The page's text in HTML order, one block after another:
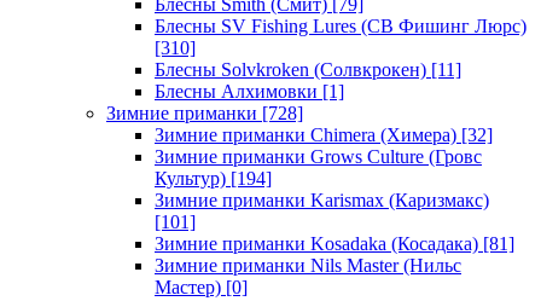
Блесны Smith (Смит) [79]
Блесны SV Fishing Lures (СВ Фишинг Люрс)
[310]
Блесны Solvkroken (Солвкрокен) [11]
Блесны Алхимовки [1]
Зимние приманки [728]
Зимние приманки Chimera (Химера) [32]
Зимние приманки Grows Culture (Гровс
Культур) [194]
Зимние приманки Karismax (Каризмакс)
[101]
Зимние приманки Kosadaka (Косадака) [81]
Зимние приманки Nils Master (Нильс
Мастер) [0]